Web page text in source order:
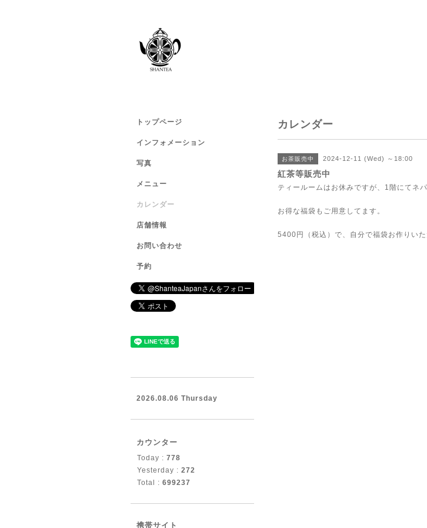
カレンダー
お茶販売中 2024-12-11 (Wed) ～18:00
紅茶等販売中
ティールームはお休みですが、1階にてネ
お得な福袋もご用意してます。
5400円（税込）で、自分で福袋お作りいた
トップページ
インフォメーション
写真
メニュー
カレンダー
店舗情報
お問い合わせ
予約
2026.08.06 Thursday
カウンター
Today : 778
Yesterday : 272
Total : 699237
携帯サイト